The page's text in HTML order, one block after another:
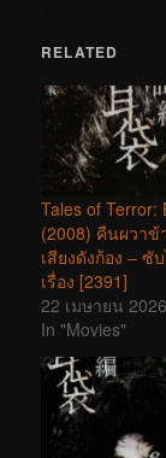
RELATED
Tales of Terror:
(2008) คืนผวาข้
เสียงดังก้อง – ซั
เรื่อง [2391]
22 เมษายน 2026
In "Movies"